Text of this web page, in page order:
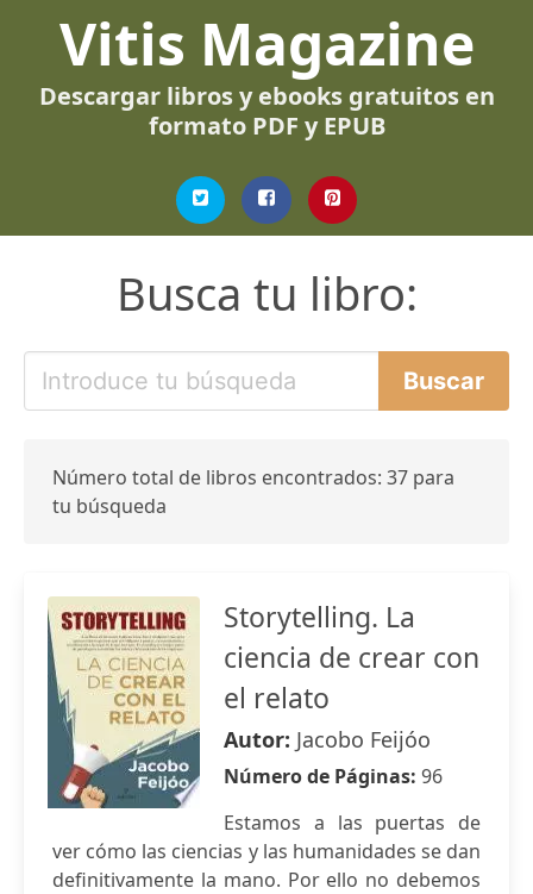
Vitis Magazine
Descargar libros y ebooks gratuitos en
formato PDF y EPUB
Busca tu libro:
Número total de libros encontrados: 37 para
tu búsqueda
Storytelling. La
ciencia de crear con
el relato
Autor: Jacobo Feijóo
Número de Páginas: 96
Estamos a las puertas de
ver cómo las ciencias y las humanidades se dan
definitivamente la mano. Por ello no debemos